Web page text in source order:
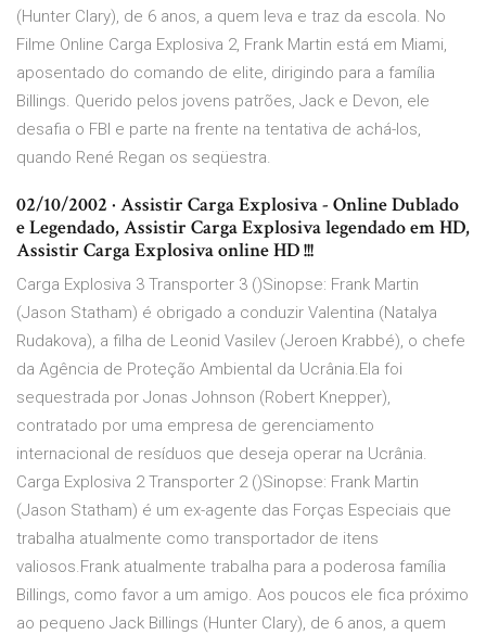
(Hunter Clary), de 6 anos, a quem leva e traz da escola. No
Filme Online Carga Explosiva 2, Frank Martin está em Miami,
aposentado do comando de elite, dirigindo para a família
Billings. Querido pelos jovens patrões, Jack e Devon, ele
desafia o FBI e parte na frente na tentativa de achá-los,
quando René Regan os seqüestra.
02/10/2002 · Assistir Carga Explosiva - Online Dublado
e Legendado, Assistir Carga Explosiva legendado em HD,
Assistir Carga Explosiva online HD !!!
Carga Explosiva 3 Transporter 3 ()Sinopse: Frank Martin
(Jason Statham) é obrigado a conduzir Valentina (Natalya
Rudakova), a filha de Leonid Vasilev (Jeroen Krabbé), o chefe
da Agência de Proteção Ambiental da Ucrânia.Ela foi
sequestrada por Jonas Johnson (Robert Knepper),
contratado por uma empresa de gerenciamento
internacional de resíduos que deseja operar na Ucrânia.
Carga Explosiva 2 Transporter 2 ()Sinopse: Frank Martin
(Jason Statham) é um ex-agente das Forças Especiais que
trabalha atualmente como transportador de itens
valiosos.Frank atualmente trabalha para a poderosa família
Billings, como favor a um amigo. Aos poucos ele fica próximo
ao pequeno Jack Billings (Hunter Clary), de 6 anos, a quem